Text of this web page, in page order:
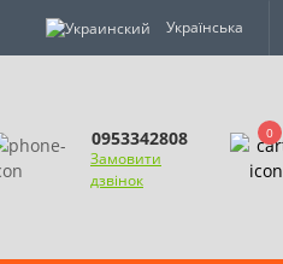
Українська
0953342808
Замовити
дзвінок
0